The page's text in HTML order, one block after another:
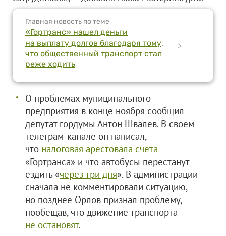
Главная новость по теме
«Гортранс» нашел деньги
на выплату долгов благодаря тому,
что общественный транспорт стал
реже ходить
>
О проблемах муниципального
предприятия в конце ноября сообщил
депутат гордумы Антон Швалев. В своем
телеграм-канале он написал,
что налоговая арестовала счета
«Гортранса» и что автобусы перестанут
ездить «через три дня». В администрации
сначала не комментировали ситуацию,
но позднее Орлов признал проблему,
пообещав, что движение транспорта
не остановят.